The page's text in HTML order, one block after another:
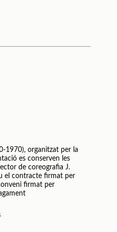
1970), organitzat per la
es conserven les
de coreografia J.
el contracte firmat per
firmat per